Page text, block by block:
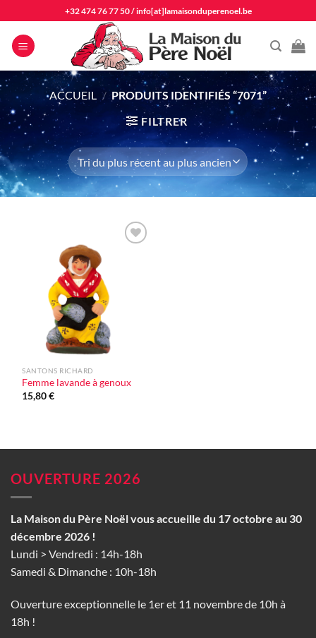
au
contenu
+32 474 76 77 50/info[at]lamaisonduperenoel.be
ACCUEIL / PRODUITS IDENTIFIÉS “7071”
FILTRER
SANTONS RICHARD
Femme lavande à genoux
15,80€
OUVERTURE 2026
La Maison du Père Noël vous accueille du 17 octobre au 30
décembre 2026 !
Lundi > Vendredi : 14h-18h
Samedi & Dimanche : 10h-18h
Ouverture exceptionnelle le 1er et 11 novembre de 10h à
18h !